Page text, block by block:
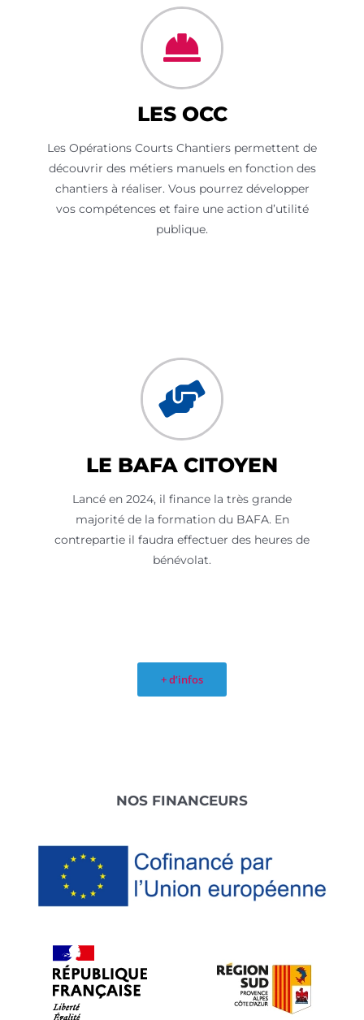
LES OCC
Les Opérations Courts Chantiers permettent de
découvrir des métiers manuels en fonction des
chantiers à réaliser. Vous pourrez développer
vos compétences et faire une action d’utilité
publique.
LE BAFA CITOYEN
Lancé en 2024, il finance la très grande
majorité de la formation du BAFA. En
contrepartie il faudra effectuer des heures de
bénévolat.
+ d’infos
NOS FINANCEURS